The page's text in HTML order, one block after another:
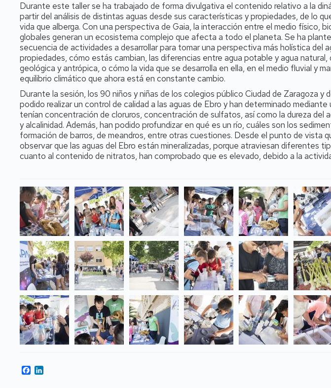
Durante este taller se ha trabajado de forma divulgativa el contenido relativo a la
partir del análisis de distintas aguas desde sus características y propiedades, de lo
vida que alberga. Con una perspectiva de Gaia, la interacción entre el medio físico,
globales generan un ecosistema complejo que afecta a todo el planeta. Se ha
secuencia de actividades a desarrollar para tomar una perspectiva más holística del
propiedades, cómo estás cambian, las diferencias entre agua potable y agua natural,
geológica y antrópica, o cómo la vida que se desarrolla en ella, en el medio fluvial y
equilibrio climático que ahora está en constante cambio.
Durante la sesión, los 90 niños y niñas de los colegios público Ciudad de Zaragoza y
podido realizar un control de calidad a las aguas de Ebro y han determinado
tenían concentración de cloruros, concentración de sulfatos, así como la dureza del
y alcalinidad. Además, han podido profundizar en qué es un río, cuáles son los
formación de barros, de meandros, entre otras cuestiones. Desde el punto de vista
observar que las aguas del Ebro están mineralizadas, porque atraviesan diferentes
cuanto al contenido de nitratos, han comprobado que es elevado, debido a la
Facebook